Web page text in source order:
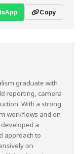
Copy
graduate with
reporting, camera
With a strong
workflows and on-
a
approach to
on